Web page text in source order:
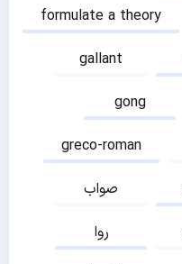
formulate a theory
gallant
gong
greco-roman
صواب
روا